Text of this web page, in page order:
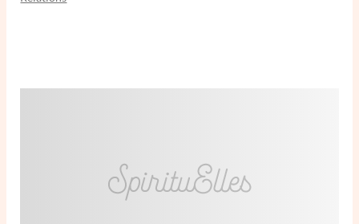
SpirituElles devient Relations
Faire un don